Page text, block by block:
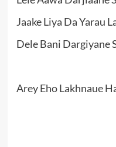
Jaake Liya Da Yarau
Dele Bani Dargiyane
Arey Eho Lakhnaue